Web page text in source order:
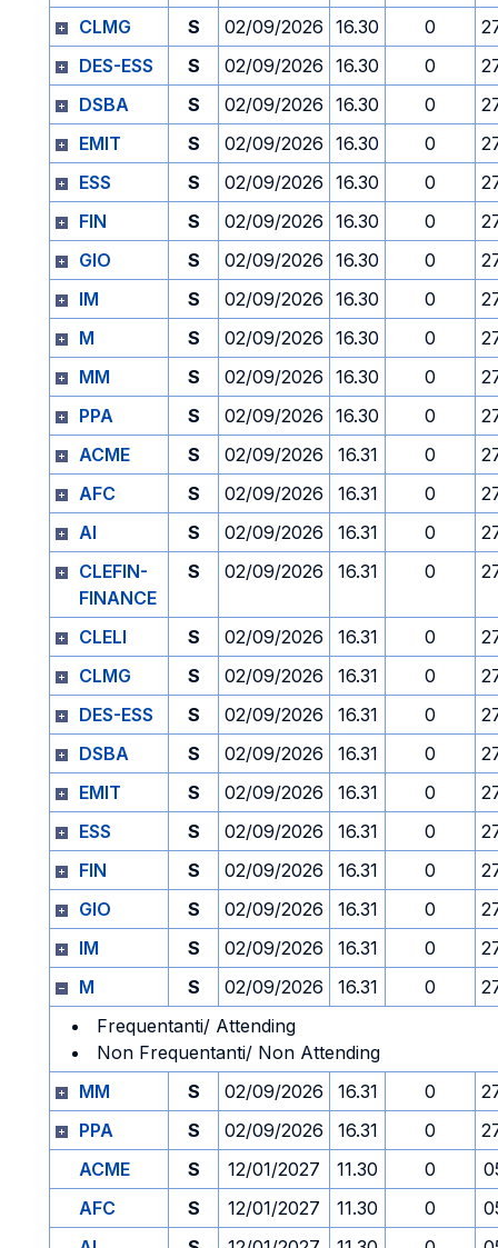
CLMG
S 02/09/2026 16.30 0
DES-ESS
S 02/09/2026 16.30 0
DSBA
S 02/09/2026 16.30 0
EMIT
S 02/09/2026 16.30 0
ESS
S 02/09/2026 16.30 0
FIN
S 02/09/2026 16.30 0
GIO
S 02/09/2026 16.30 0
IM
S 02/09/2026 16.30 0
M
S 02/09/2026 16.30 0
MM
S 02/09/2026 16.30 0
PPA
S 02/09/2026 16.30 0
ACME
S 02/09/2026 16.31 0
AFC
S 02/09/2026 16.31 0
AI
S 02/09/2026 16.31 0
CLEFIN-
FINANCE
S 02/09/2026 16.31 0
CLELI S 02/09/2026 16.31 0
CLMG
S 02/09/2026 16.31 0
DES-ESS
S 02/09/2026 16.31 0
DSBA
S 02/09/2026 16.31 0
EMIT
S 02/09/2026 16.31 0
ESS
S 02/09/2026 16.31 0
FIN
S 02/09/2026 16.31 0
GIO
S 02/09/2026 16.31 0
IM
S 02/09/2026 16.31 0
M
S 02/09/2026 16.31 0
Frequentanti/ Attending
Non Frequentanti/ Non Attending
MM
S 02/09/2026 16.31 0
PPA
S 02/09/2026 16.31 0
ACME
S 12/01/2027 11.30 0
AFC
S 12/01/2027 11.30 0